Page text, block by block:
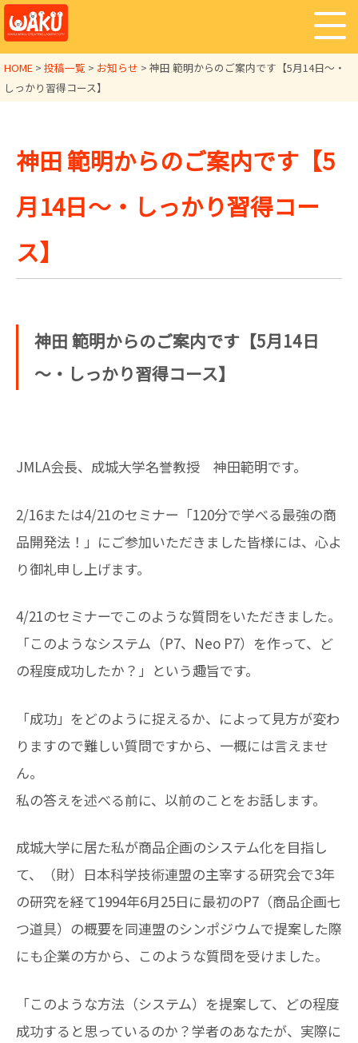
HOME > 投稿一覧 > お知らせ > 神田 範明からのご案内です【5月14日～・
しっかり習得コース】
神田 範明からのご案内です【5
月14日～・しっかり習得コー
ス】
神田 範明からのご案内です【5月14日
～・しっかり習得コース】
JMLA会長、成城大学名誉教授 神田範明です。
2/16または4/21のセミナー「120分で学べる最強の商
品開発法！」にご参加いただきました皆様には、心よ
り御礼申し上げます。
4/21のセミナーでこのような質問をいただきました。
「このようなシステム（P7、Neo P7）を作って、ど
の程度成功したか？」という趣旨です。
「成功」をどのように捉えるか、によって見方が変わ
りますので難しい質問ですから、一概には言えませ
ん。
私の答えを述べる前に、以前のことをお話します。
成城大学に居た私が商品企画のシステム化を目指し
て、（財）日本科学技術連盟の主宰する研究会で3年
の研究を経て1994年6月25日に最初のP7（商品企画七
つ道具）の概要を同連盟のシンポジウムで提案した際
にも企業の方から、このような質問を受けました。
「このような方法（システム）を提案して、どの程度
成功すると思っているのか？学者のあなたが、実際に